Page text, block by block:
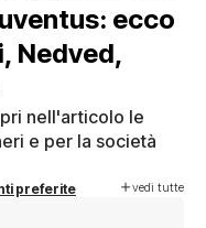
ecco
Nedved,
nell'articolo le
e per la società
preferite vedi tutte